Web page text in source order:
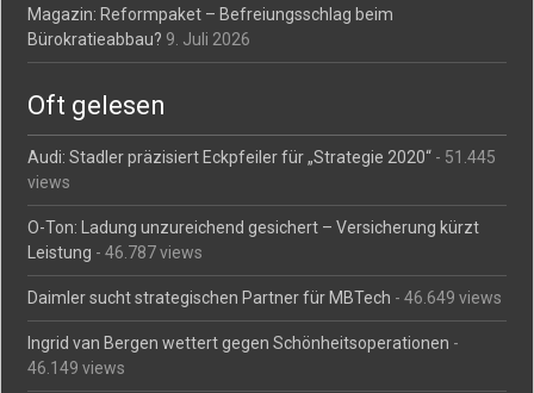
Magazin: Reformpaket – Befreiungsschlag beim
Bürokratieabbau? 9. Juli 2026
Oft gelesen
Audi: Stadler präzisiert Eckpfeiler für „Strategie 2020“ - 51.445
views
O-Ton: Ladung unzureichend gesichert – Versicherung kürzt
Leistung - 46.787 views
Daimler sucht strategischen Partner für MBTech - 46.649 views
Ingrid van Bergen wettert gegen Schönheitsoperationen -
46.149 views